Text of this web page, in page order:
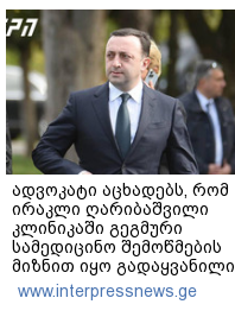
ადვოკატი აცხადებს, რომ
ირაკლი ღარიბაშვილი
კლინიკაში გეგმური
სამედიცინო შემოწმების
მიზნით იყო გადაყვანილი
და „არავითარი საპანიკო“
არ ყოფილა
www.interpressnews.ge